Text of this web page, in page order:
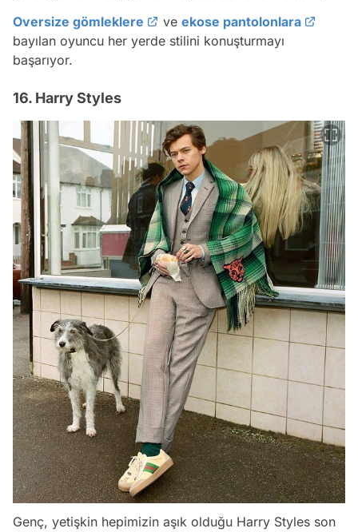
Oversize gömleklere
ve ekose pantolonlara
bayılan oyuncu her yerde stilini konuşturmayı
başarıyor.
16. Harry Styles
Genç, yetişkin hepimizin aşık olduğu Harry Styles son